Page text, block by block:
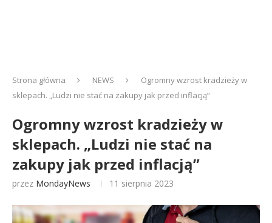
Strona główna NEWS
Ogromny wzrost kradzieży w
sklepach. „Ludzi nie stać na zakupy jak przed inflacją”
Ogromny wzrost kradzieży w
sklepach. „Ludzi nie stać na
zakupy jak przed inflacją”
przez MondayNews 11 sierpnia 2023